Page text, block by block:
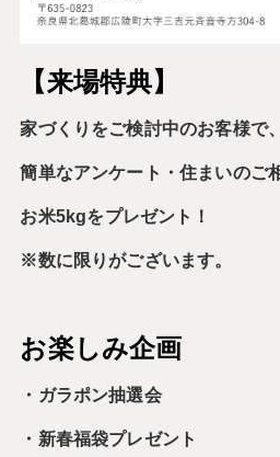
【来場特典】
家づくりをご検討中のお客様で、
簡単なアンケート・住まいのご
お米5kgをプレゼント！
※数に限りがございます。
お楽しみ企画
・ガラポン抽選会
・新春福袋プレゼント